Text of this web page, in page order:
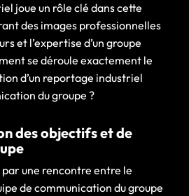
joue un rôle clé dans cette
des images professionnelles
et l’expertise d’un groupe
se déroule exactement le
d’un reportage industriel
du groupe ?
des objectifs et de
par une rencontre entre le
de communication du groupe